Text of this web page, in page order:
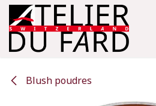
Se rendre au contenu
Blush poudres